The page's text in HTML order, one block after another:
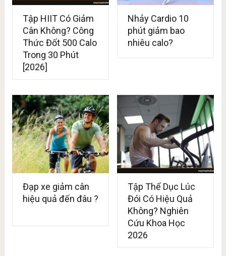
Tập HIIT Có Giảm
Cân Không? Công
Thức Đốt 500 Calo
Trong 30 Phút
[2026]
Nhảy Cardio 10
phút giảm bao
nhiêu calo?
Đạp xe giảm cân
hiệu quả đến đâu ?
Tập Thể Dục Lúc
Đói Có Hiệu Quả
Không? Nghiên
Cứu Khoa Học
2026